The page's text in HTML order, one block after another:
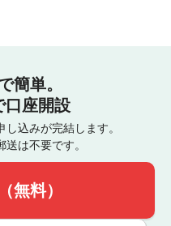
簡単。
口座開設
込みが完結します。
は不要です。
無料）